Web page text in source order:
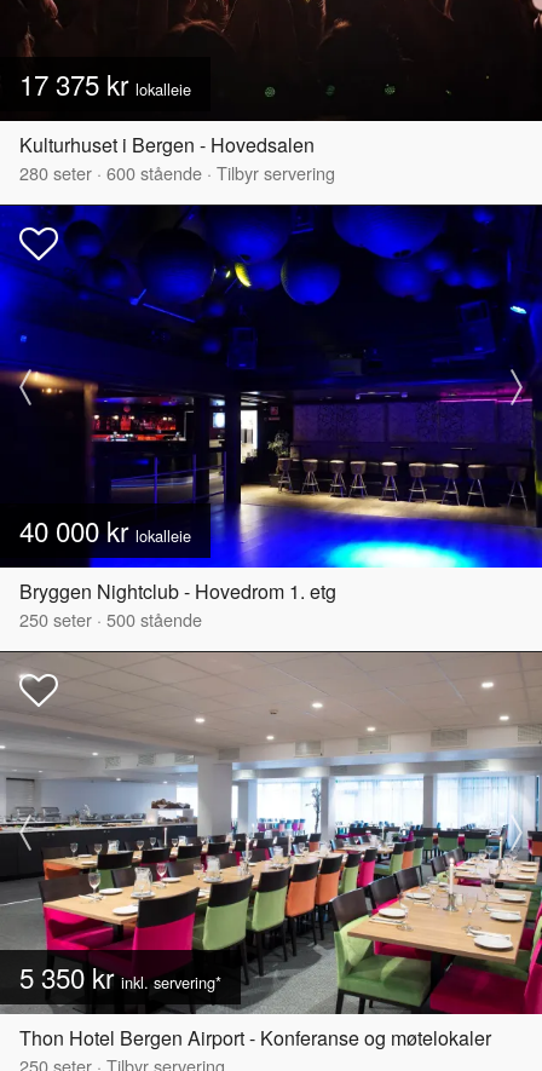
17 375 kr lokalleie
Kulturhuset i Bergen - Hovedsalen
280seter · 600stående · Tilbyr servering
40 000 krlokalleie
Bryggen Nightclub - Hovedrom 1. etg
250seter · 500stående
5 350 krinkl. servering*
Thon Hotel Bergen Airport - Konferanse og møtelokaler
250seter · Tilbyr servering